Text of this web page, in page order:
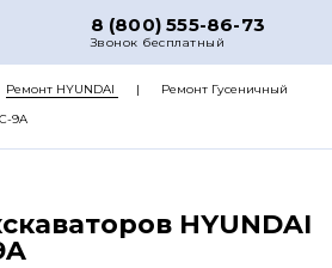
8 (800) 555-86-73
Звонок бесплатный
О НАС
ЗАПЧАСТЕЙ
ДОСТАВКА
Ремонт HYUNDAI
Ремонт Гусеничный
9A
HYUNDAI